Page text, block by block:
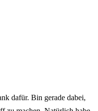
dafür. Bin gerade dabei,